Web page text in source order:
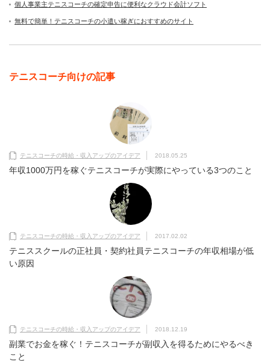
個人事業主テニスコーチの確定申告に便利なクラウド会計ソフト
無料で簡単！テニスコーチの小遣い稼ぎにおすすめのサイト
テニスコーチ向けの記事
テニスコーチの時給・収入アップのアイデア 2018.05.25
年収1000万円を稼ぐテニスコーチが実際にやっている3つのこと
テニスコーチの時給・収入アップのアイデア 2017.02.02
テニススクールの正社員・契約社員テニスコーチの年収相場が低
い原因
テニスコーチの時給・収入アップのアイデア 2018.12.19
副業でお金を稼ぐ！テニスコーチが副収入を得るためにやるべき
こと